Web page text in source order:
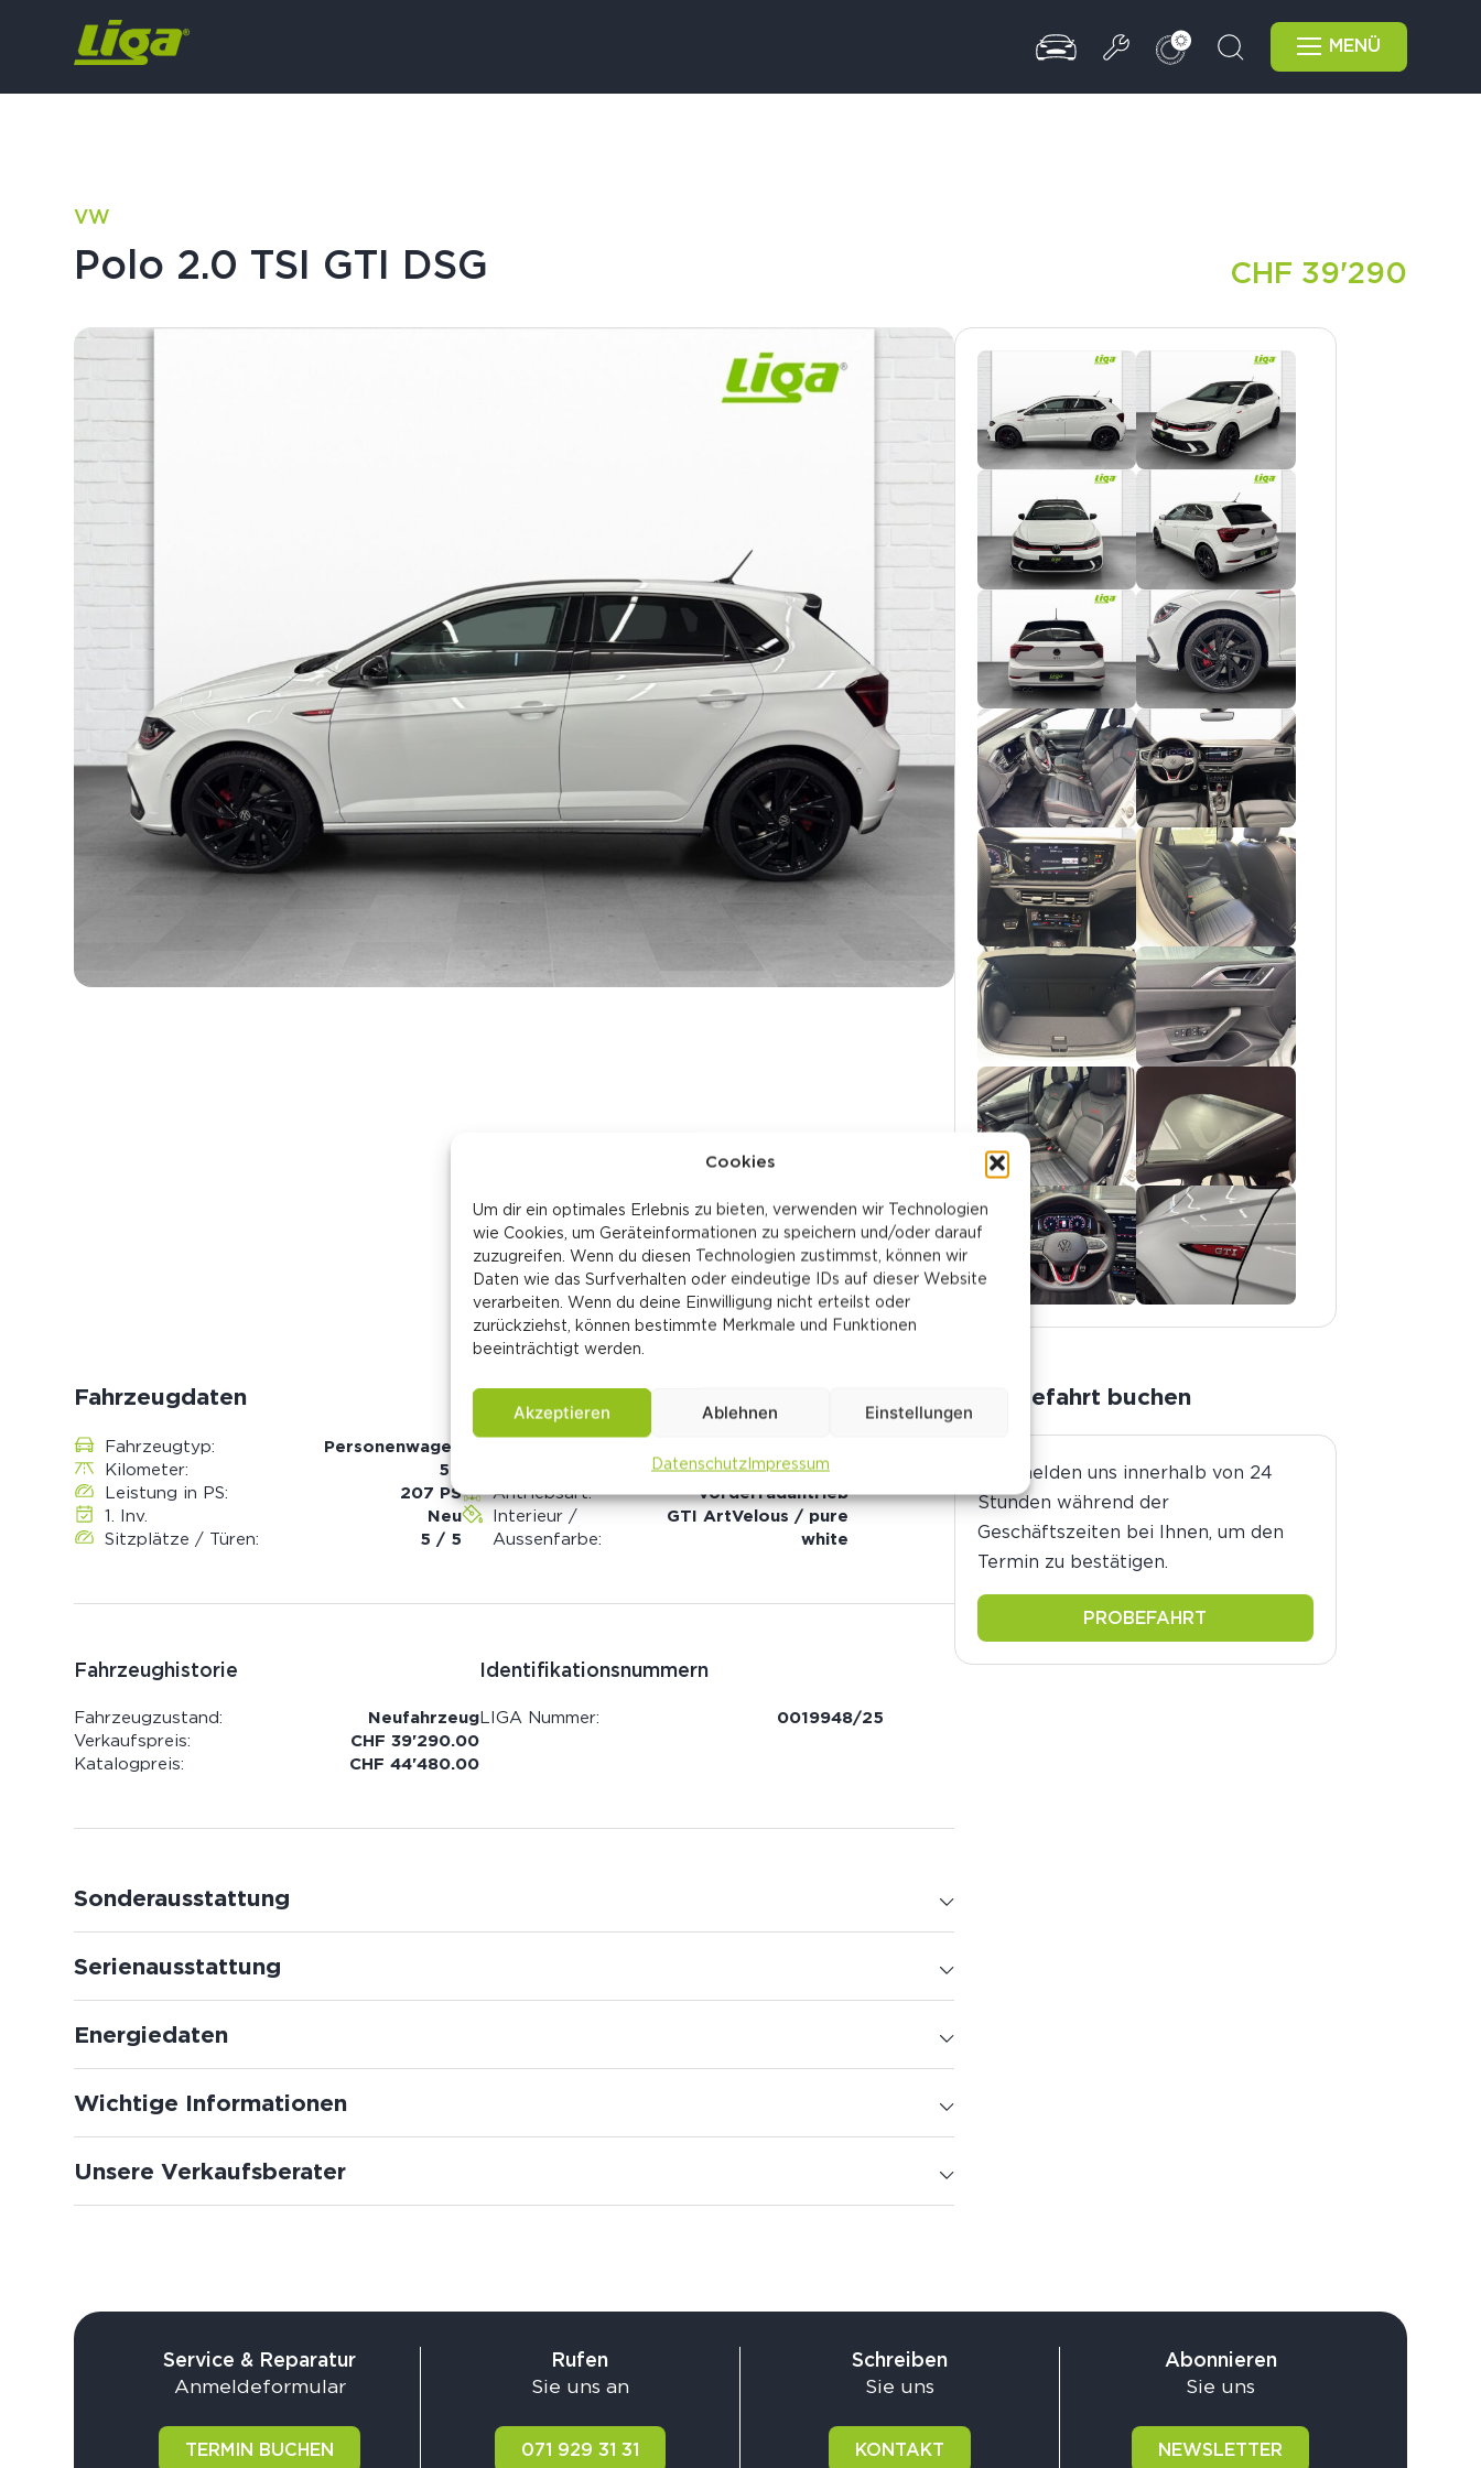
Cookies
Um dir ein optimales Erlebnis zu bieten, verwenden wir Technologien
wie Cookies, um Geräteinformationen zu speichern und/oder darauf
zuzugreifen. Wenn du diesen Technologien zustimmst, können wir
Daten wie das Surfverhalten oder eindeutige IDs auf dieser Website
verarbeiten. Wenn du deine Einwilligung nicht erteilst oder
zurückziehst, können bestimmte Merkmale und Funktionen
beeinträchtigt werden.
Akzeptieren Ablehnen Einstellungen
DatenschutzImpressum
MENÜ
VW
Polo 2.0 TSI GTI DSG CHF 39'290
Fahrzeugdaten
Fahrzeugtyp:
Personenwagen
Kilometer:
50
Leistung in PS:
207 PS
1. Inv.
Neu
Sitzplätze / Türen:
5 / 5
Benzin
Antriebsart:
Vorderradantrieb
Interieur /
Aussenfarbe:
GTI ArtVelous / pure
white
Fahrzeughistorie
Fahrzeugzustand:
Neufahrzeug
Verkaufspreis:
CHF 39'290.00
Katalogpreis:
CHF 44'480.00
Identifikationsnummern
LIGA Nummer: 0019948/25
Sonderausstattung
Serienausstattung
Energiedaten
Wichtige Informationen
Unsere Verkaufsberater
Probefahrt buchen
Wir melden uns innerhalb von 24
Stunden während der
Geschäftszeiten bei Ihnen, um den
Termin zu bestätigen.
PROBEFAHRT
Service & Reparatur
Anmeldeformular
TERMIN BUCHEN
Rufen
Sie uns an
071 929 31 31
Schreiben
Sie uns
KONTAKT
Abonnieren
Sie uns
NEWSLETTER